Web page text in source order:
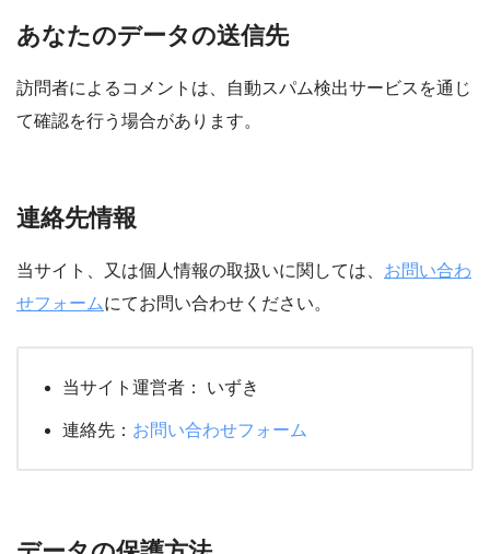
あなたのデータの送信先
訪問者によるコメントは、自動スパム検出サービスを通じ
て確認を行う場合があります。
連絡先情報
当サイト、又は個人情報の取扱いに関しては、 お問い合わ
せフォームにてお問い合わせください。
当サイト運営者： いずき
連絡先： お問い合わせフォーム